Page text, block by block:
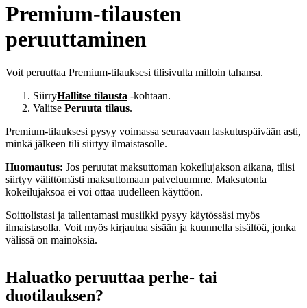
Premium-tilausten
peruuttaminen
Voit peruuttaa Premium-tilauksesi tilisivulta milloin tahansa.
SiirryHallitse tilausta -kohtaan.
Valitse Peruuta tilaus.
Premium‑tilauksesi pysyy voimassa seuraavaan laskutuspäivään asti,
minkä jälkeen tili siirtyy ilmaistasolle.
Huomautus: Jos peruutat maksuttoman kokeilujakson aikana, tilisi
siirtyy välittömästi maksuttomaan palveluumme. Maksutonta
kokeilujaksoa ei voi ottaa uudelleen käyttöön.
Soittolistasi ja tallentamasi musiikki pysyy käytössäsi myös
ilmaistasolla. Voit myös kirjautua sisään ja kuunnella sisältöä, jonka
välissä on mainoksia.
Haluatko peruuttaa perhe‑ tai
duotilauksen?